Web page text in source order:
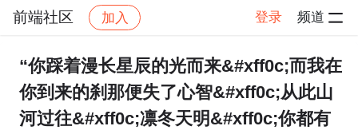
前端社区 加入 登录 频道
社区 前端社区 感慨 帖子详情
“你踩着漫长星辰的光而来&#xff0c;而我在
你到来的刹那便失了心智&#xff0c;从此山
河过往&#xff0c;凛冬天明&#xff0c;你都有